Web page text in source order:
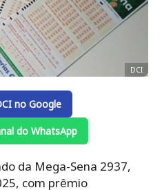
DCI
no Google
do WhatsApp
da Mega-Sena 2937,
com prêmio